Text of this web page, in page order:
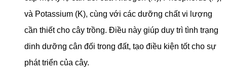
và Potassium (K), cùng với các dưỡng chất vi lượng
cần thiết cho cây trồng. Điều này giúp duy trì tình trạng
dinh dưỡng cân đối trong đất, tạo điều kiện tốt cho sự
phát triển của cây.